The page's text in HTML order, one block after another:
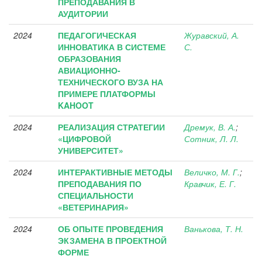
АУДИТОРИИ
2024
ПЕДАГОГИЧЕСКАЯ
ИННОВАТИКА В СИСТЕМЕ
ОБРАЗОВАНИЯ
АВИАЦИОННО-
ТЕХНИЧЕСКОГО ВУЗА НА
ПРИМЕРЕ ПЛАТФОРМЫ
KAHOOT
Журавский, А.
С.
2024
РЕАЛИЗАЦИЯ СТРАТЕГИИ
«ЦИФРОВОЙ
УНИВЕРСИТЕТ»
Дремук, В. А.;
Сотник, Л. Л.
2024
ИНТЕРАКТИВНЫЕ МЕТОДЫ
ПРЕПОДАВАНИЯ ПО
СПЕЦИАЛЬНОСТИ
«ВЕТЕРИНАРИЯ»
Величко, М. Г.;
Кравчик, Е. Г.
2024
ОБ ОПЫТЕ ПРОВЕДЕНИЯ
ЭКЗАМЕНА В ПРОЕКТНОЙ
ФОРМЕ
Ванькова, Т. Н.